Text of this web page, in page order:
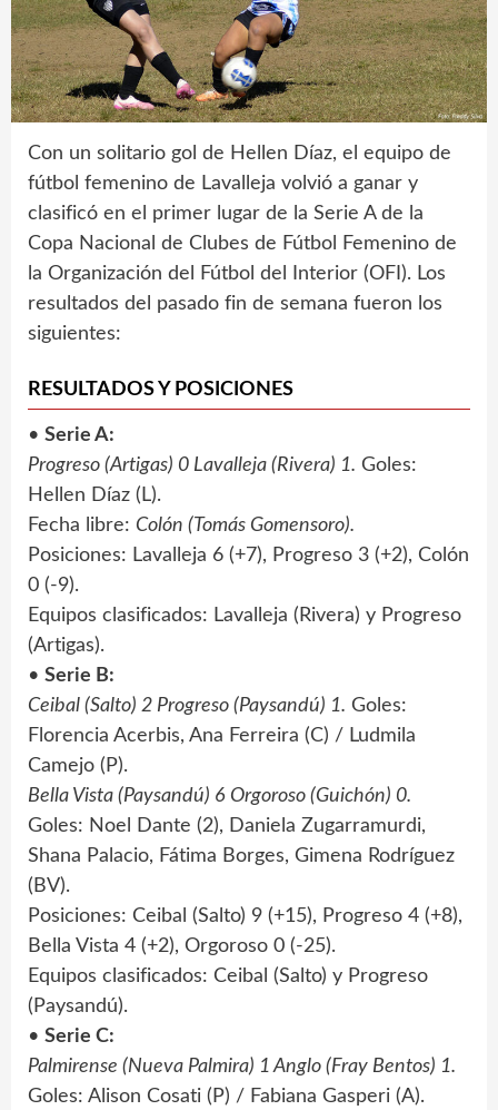
Con un solitario gol de Hellen Díaz, el equipo de
fútbol femenino de Lavalleja volvió a ganar y
clasificó en el primer lugar de la Serie A de la
Copa Nacional de Clubes de Fútbol Femenino de
la Organización del Fútbol del Interior (OFI). Los
resultados del pasado fin de semana fueron los
siguientes:
RESULTADOS Y POSICIONES
• Serie A:
Progreso (Artigas) 0 Lavalleja (Rivera) 1. Goles:
Hellen Díaz (L).
Fecha libre: Colón (Tomás Gomensoro).
Posiciones: Lavalleja 6 (+7), Progreso 3 (+2), Colón
0 (-9).
Equipos clasificados: Lavalleja (Rivera) y Progreso
(Artigas).
• Serie B:
Ceibal (Salto) 2 Progreso (Paysandú) 1. Goles:
Florencia Acerbis, Ana Ferreira (C) / Ludmila
Camejo (P).
Bella Vista (Paysandú) 6 Orgoroso (Guichón) 0.
Goles: Noel Dante (2), Daniela Zugarramurdi,
Shana Palacio, Fátima Borges, Gimena Rodríguez
(BV).
Posiciones: Ceibal (Salto) 9 (+15), Progreso 4 (+8),
Bella Vista 4 (+2), Orgoroso 0 (-25).
Equipos clasificados: Ceibal (Salto) y Progreso
(Paysandú).
• Serie C:
Palmirense (Nueva Palmira) 1 Anglo (Fray Bentos) 1.
Goles: Alison Cosati (P) / Fabiana Gasperi (A).